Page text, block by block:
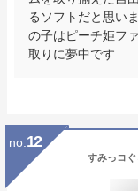
るソフトだと思い
の子はピーチ姫フ
取りに夢中です
no. 12
すみっコ